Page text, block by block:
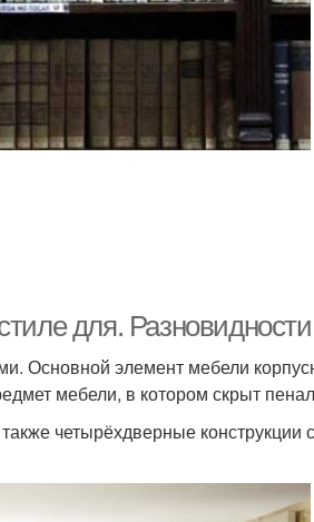
для. Разновидности
элемент мебели
мебели, в котором скрыт
четырёхдверные